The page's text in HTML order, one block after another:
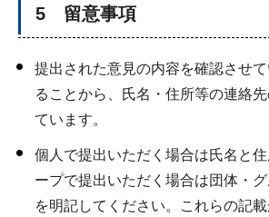
5 留意事項
提出された意見の内容を確認させ
ることから、氏名・住所等の連絡
ています。
個人で提出いただく場合は氏名と
ープで提出いただく場合は団体・
を明記してください。これらの記